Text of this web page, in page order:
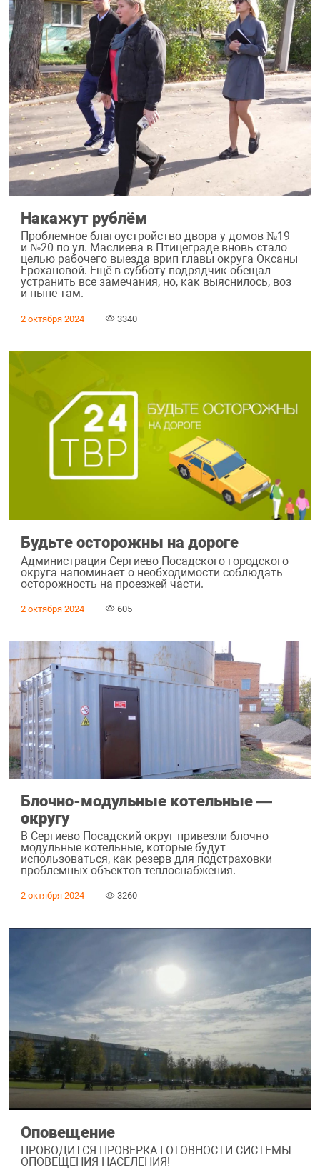
Накажут рублём
Проблемное благоустройство двора у домов №19
и №20 по ул. Маслиева в Птицеграде вновь стало
целью рабочего выезда врип главы округа Оксаны
Ерохановой. Ещё в субботу подрядчик обещал
устранить все замечания, но, как выяснилось, воз
и ныне там.
2 октября 2024 3340
Будьте осторожны на дороге
Администрация Сергиево-Посадского городского
округа напоминает о необходимости соблюдать
осторожность на проезжей части.
2 октября 2024 605
Блочно-модульные котельные —
округу
В Сергиево-Посадский округ привезли блочно-
модульные котельные, которые будут
использоваться, как резерв для подстраховки
проблемных объектов теплоснабжения.
2 октября 2024 3260
Оповещение
ПРОВОДИТСЯ ПРОВЕРКА ГОТОВНОСТИ СИСТЕМЫ
ОПОВЕЩЕНИЯ НАСЕЛЕНИЯ!